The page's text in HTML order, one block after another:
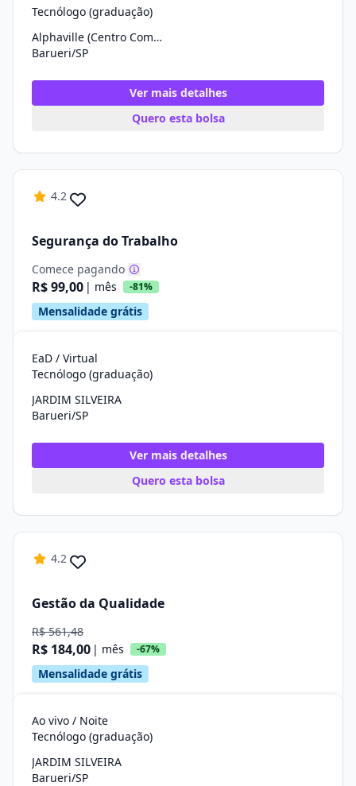
Tecnólogo (graduação)
Alphaville (Centro Comercial)
Barueri/SP
Ver mais detalhes
Quero esta bolsa
4.2
Segurança do Trabalho
Comece pagando
R$ 99,00 | mês -81%
Mensalidade grátis
EaD / Virtual
Tecnólogo (graduação)
JARDIM SILVEIRA
Barueri/SP
Ver mais detalhes
Quero esta bolsa
4.2
Gestão da Qualidade
R$ 561,48
R$ 184,00 | mês -67%
Mensalidade grátis
Ao vivo / Noite
Tecnólogo (graduação)
JARDIM SILVEIRA
Barueri/SP